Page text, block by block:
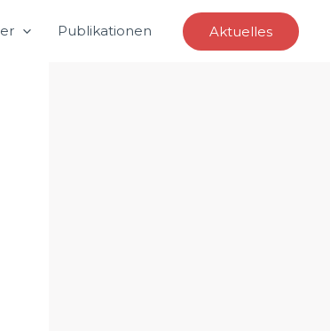
Publikationen Aktuelles